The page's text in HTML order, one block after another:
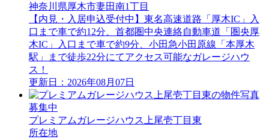
神奈川県厚木市妻田南1丁目
【内見・入居申込受付中】東名高速道路「厚木IC」入
口まで車で約12分、首都圏中央連絡自動車道「圏央厚
木IC」入口まで車で約9分、小田急小田原線「本厚木
駅」まで徒歩22分にてアクセス可能なガレージハウ
ス！
更新日：2026年08月07日
募集中
プレミアムガレージハウス上尾壱丁目東
所在地